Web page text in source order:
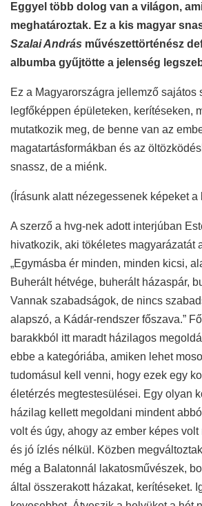
Eggyel több dolog van a világon,
meghatároztak. Ez a kis magyar
Szalai András művészettörténész
albumba gyűjtötte a jelenség
Ez a Magyarországra jellemző sajátos
legfőképpen épületeken, kerítéseken,
mutatkozik meg, de benne van az
magatartásformákban és az
snassz, de a miénk.
(Írásunk alatt nézegessenek képeket a
A szerző a hvg-nek adott interjúban
hivatkozik, aki tökéletes magyarázatát
„Egymásba ér minden, minden kicsi,
Buherált hétvége, buherált házaspár,
Vannak szabadságok, de nincs
alapszó, a Kádár-rendszer főszava.”
barakkból itt maradt házilagos
ebbe a kategóriába, amiken lehet
tudomásul kell venni, hogy ezek egy
életérzés megtestesülései. Egy olyan
házilag kellett megoldani mindent
volt és úgy, ahogy az ember képes
és jó ízlés nélkül. Közben
még a Balatonnál lakatosművészek,
által összerakott házakat, kerítéseket.